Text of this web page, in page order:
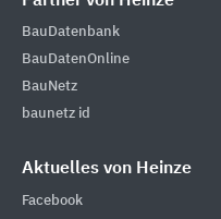
BauDatenbank
BauDatenOnline
BauNetz
baunetz id
Aktuelles von Heinze
Facebook